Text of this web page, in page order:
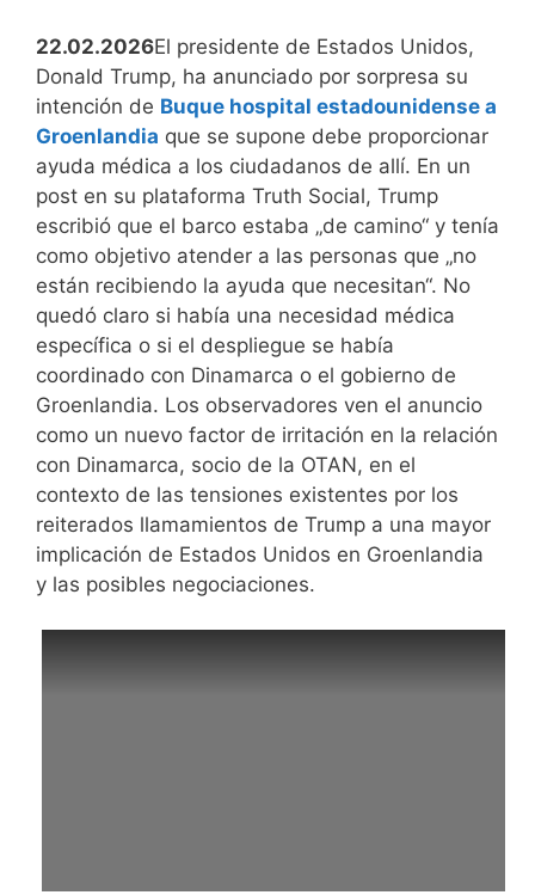
22.02.2026El presidente de Estados Unidos,
Donald Trump, ha anunciado por sorpresa su
intención de Buque hospital estadounidense a
Groenlandia que se supone debe proporcionar
ayuda médica a los ciudadanos de allí. En un
post en su plataforma Truth Social, Trump
escribió que el barco estaba „de camino“ y tenía
como objetivo atender a las personas que „no
están recibiendo la ayuda que necesitan“. No
quedó claro si había una necesidad médica
específica o si el despliegue se había
coordinado con Dinamarca o el gobierno de
Groenlandia. Los observadores ven el anuncio
como un nuevo factor de irritación en la relación
con Dinamarca, socio de la OTAN, en el
contexto de las tensiones existentes por los
reiterados llamamientos de Trump a una mayor
implicación de Estados Unidos en Groenlandia
y las posibles negociaciones.